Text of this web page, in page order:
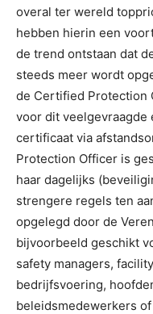
overal ter wereld
hebben hierin een
de trend ontstaan dat
steeds meer wordt
de Certified Protection
voor dit veelgevraagde
certificaat via
Protection Officer is
haar dagelijks
strengere regels ten
opgelegd door de
bijvoorbeeld geschikt
safety managers,
bedrijfsvoering,
beleidsmedewerkers